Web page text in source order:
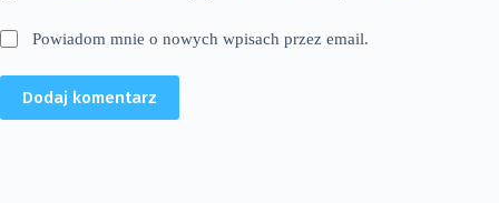
Powiadom mnie o nowych wpisach przez email.
Dodaj komentarz